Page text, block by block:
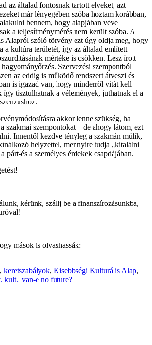
az általad fontosnak tartott elveket, azt
már lényegében szóba hoztam korábban,
bennem, hogy alapjában véve
a teljesítménymérés nem került szóba. A
Alapról szóló törvény ezt úgy oldja meg, hogy
a kultúra területét, így az általad említett
mértéke is csökken. Lesz írott
Szervezési szempontból
az eddig is működő rendszert átveszi és
is igazad van, hogy minderről vitát kell
így tisztulhatnak a vélemények, juthatnak el a
akkor lenne szükség, ha
szakmai szempontokat – de ahogy látom, ezt
Innentől kezdve tényleg a szakmán múlik,
helyzettel, mennyire tudja „kitalálni
párt-és a személyes érdekek csapdájában.
kérünk, szállj be a finanszírozásunkba,
mások is olvashassák:
, keretszabályok, Kisebbségi Kulturális Alap,
kult., van-e no future?